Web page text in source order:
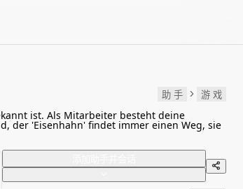
助 手 游 戏
ist. Als Mitarbeiter besteht deine
der 'Eisenhahn' findet immer einen Weg, sie